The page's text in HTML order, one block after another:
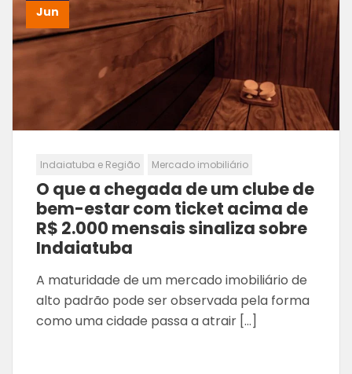
Jun
Indaiatuba e Região Mercado imobiliário
O que a chegada de um clube de
bem-estar com ticket acima de
R$ 2.000 mensais sinaliza sobre
Indaiatuba
A maturidade de um mercado imobiliário de
alto padrão pode ser observada pela forma
como uma cidade passa a atrair […]